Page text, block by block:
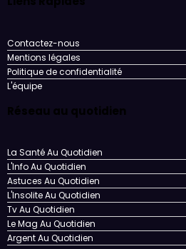
Contactez-nous
Mentions légales
Politique de confidentialité
L'équipe
Réseau au quotidien
La Santé Au Quotidien
L'Info Au Quotidien
Astuces Au Quotidien
L'Insolite Au Quotidien
Tv Au Quotidien
Le Mag Au Quotidien
Argent Au Quotidien